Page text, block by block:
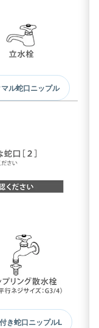
ル蛇口ニップル
き蛇口ニップルL